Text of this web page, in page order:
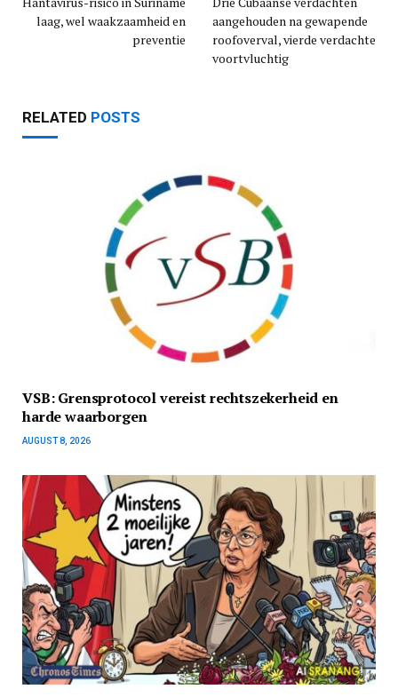
laag, wel waakzaamheid en
preventie
aangehouden na gewapende
roofoverval, vierde verdachte
voortvluchtig
RELATED POSTS
VSB: Grensprotocol vereist rechtszekerheid en
harde waarborgen
AUGUST 8, 2026